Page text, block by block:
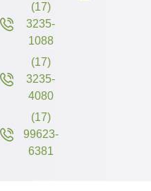
(17)
3235-
1088
(17)
3235-
4080
(17)
99623-
6381